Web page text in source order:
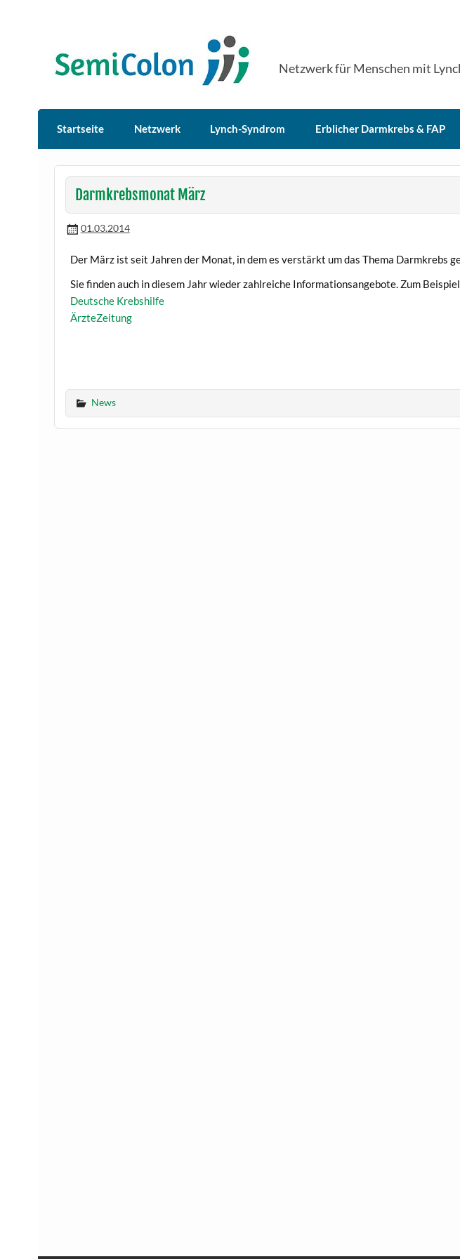
SemiColon
Netzwerk für Menschen mit
Startseite Netzwerk Lynch-Syndrom Erblicher Darmkrebs & FAP
Darmkrebsmonat März
01.03.2014
Der März ist seit Jahren der Monat, in dem es verstärkt um das Thema Darmkrebs
Sie finden auch in diesem Jahr wieder zahlreiche Informationsangebote. Zum
Deutsche Krebshilfe
ÄrzteZeitung
News